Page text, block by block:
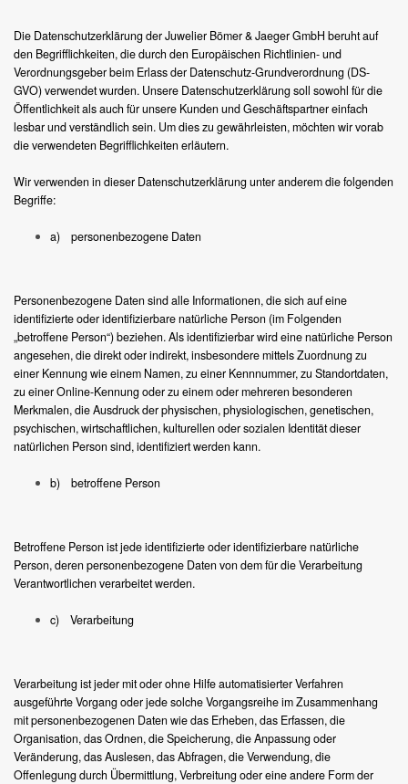
Die Datenschutzerklärung der Juwelier Bömer & Jaeger GmbH beruht auf
den Begrifflichkeiten, die durch den Europäischen Richtlinien- und
Verordnungsgeber beim Erlass der Datenschutz-Grundverordnung (DS-
GVO) verwendet wurden. Unsere Datenschutzerklärung soll sowohl für die
Öffentlichkeit als auch für unsere Kunden und Geschäftspartner einfach
lesbar und verständlich sein. Um dies zu gewährleisten, möchten wir vorab
die verwendeten Begrifflichkeiten erläutern.
Wir verwenden in dieser Datenschutzerklärung unter anderem die folgenden
Begriffe:
a) personenbezogene Daten
Personenbezogene Daten sind alle Informationen, die sich auf eine
identifizierte oder identifizierbare natürliche Person (im Folgenden
„betroffene Person“) beziehen. Als identifizierbar wird eine natürliche Person
angesehen, die direkt oder indirekt, insbesondere mittels Zuordnung zu
einer Kennung wie einem Namen, zu einer Kennnummer, zu Standortdaten,
zu einer Online-Kennung oder zu einem oder mehreren besonderen
Merkmalen, die Ausdruck der physischen, physiologischen, genetischen,
psychischen, wirtschaftlichen, kulturellen oder sozialen Identität dieser
natürlichen Person sind, identifiziert werden kann.
b) betroffene Person
Betroffene Person ist jede identifizierte oder identifizierbare natürliche
Person, deren personenbezogene Daten von dem für die Verarbeitung
Verantwortlichen verarbeitet werden.
c) Verarbeitung
Verarbeitung ist jeder mit oder ohne Hilfe automatisierter Verfahren
ausgeführte Vorgang oder jede solche Vorgangsreihe im Zusammenhang
mit personenbezogenen Daten wie das Erheben, das Erfassen, die
Organisation, das Ordnen, die Speicherung, die Anpassung oder
Veränderung, das Auslesen, das Abfragen, die Verwendung, die
Offenlegung durch Übermittlung, Verbreitung oder eine andere Form der